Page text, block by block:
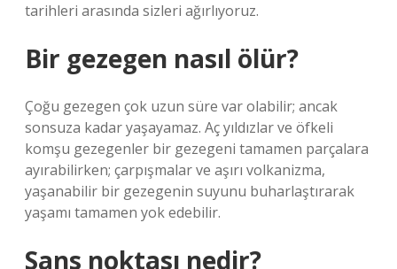
tarihleri ​​arasında sizleri ağırlıyoruz.
Bir gezegen nasıl ölür?
Çoğu gezegen çok uzun süre var olabilir; ancak
sonsuza kadar yaşayamaz. Aç yıldızlar ve öfkeli
komşu gezegenler bir gezegeni tamamen parçalara
ayırabilirken; çarpışmalar ve aşırı volkanizma,
yaşanabilir bir gezegenin suyunu buharlaştırarak
yaşamı tamamen yok edebilir.
Sans noktası nedir?